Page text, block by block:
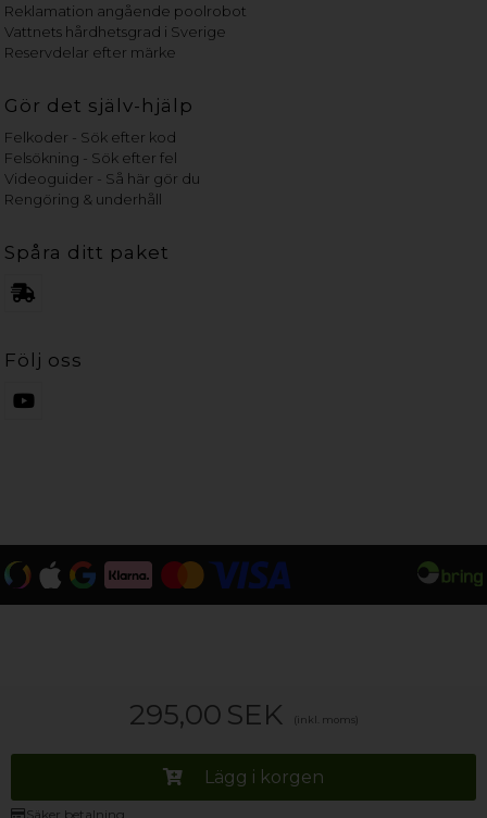
295,00 SEK (inkl. moms)
Lägg i korgen
Säker betalning
Reklamation angående poolrobot
Vattnets hårdhetsgrad i Sverige
Reservdelar efter märke
Gör det själv-hjälp
Felkoder - Sök efter kod
Felsökning - Sök efter fel
Videoguider - Så här gör du
Rengöring & underhåll
Spåra ditt paket
Följ oss